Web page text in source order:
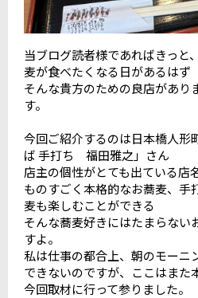
当ブログ読者様であればきっと
麦が食べたくなる日があるはず
そんな貴方のための良店があり
す。
今回ご紹介するのは日本橋人形
ば 手打ち 福田雅之」さん
店主の個性がとても出ている店
ものすごく本格的なお蕎麦、
麦も楽しむことができる
そんな蕎麦好きにはたまらない
すよ。
私は仕事の都合上、朝のモーニ
できないのですが、ここはまた
今回取材に行って参りました。